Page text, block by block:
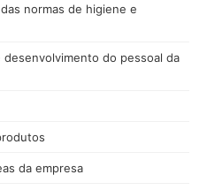
normas de higiene e
do pessoal da
da empresa